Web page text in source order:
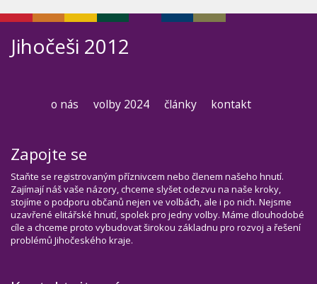
Jihočeši 2012
o nás volby 2024 články kontakt
Zapojte se
Staňte se registrovaným příznivcem nebo členem našeho hnutí.
Zajímají náš vaše názory, chceme slyšet odezvu na naše kroky,
stojíme o podporu občanů nejen ve volbách, ale i po nich. Nejsme
uzavřené elitářské hnutí, spolek pro jedny volby. Máme dlouhodobé
cíle a chceme proto vybudovat širokou základnu pro rozvoj a řešení
problémů Jihočeského kraje.